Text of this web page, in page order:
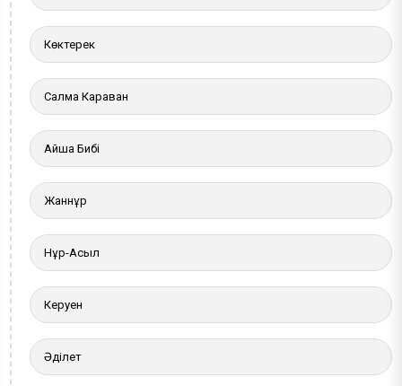
Көктерек
Салма Караван
Айша Бибі
Жаннұр
Нұр-Асыл
Керуен
Әділет